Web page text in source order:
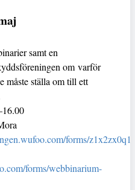
samt en
om varför
måste ställa om till ett
forms/
forms/webbinarium-